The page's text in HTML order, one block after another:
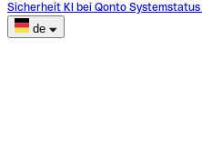
Sicherheit KI bei Qonto Systemstatus
de